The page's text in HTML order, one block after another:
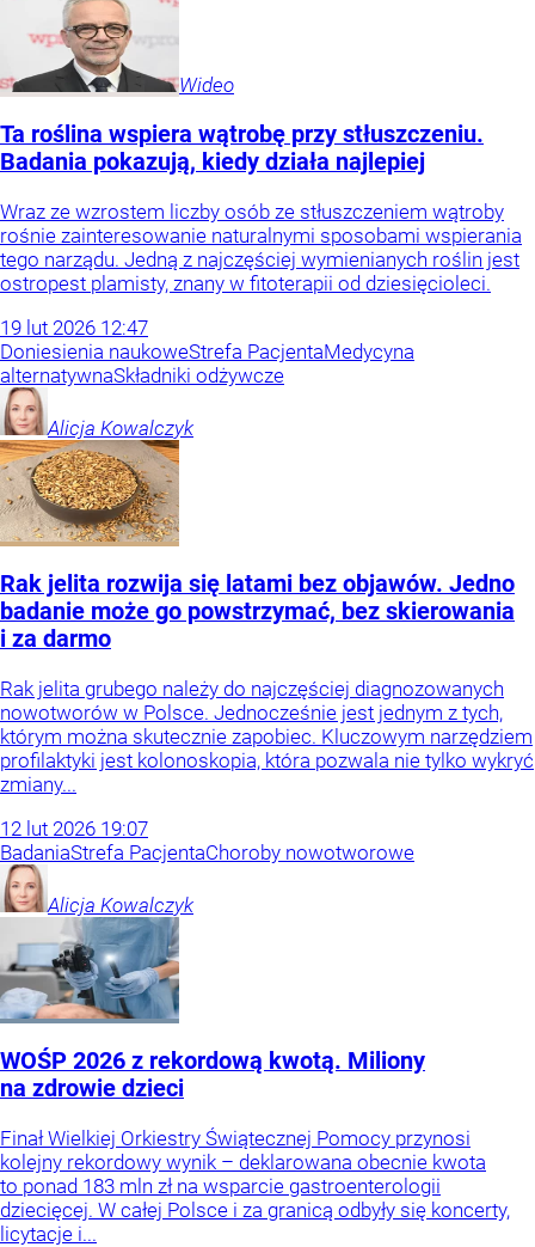
Wideo
Ta roślina wspiera wątrobę przy stłuszczeniu.
Badania pokazują, kiedy działa najlepiej
Wraz ze wzrostem liczby osób ze stłuszczeniem wątroby
rośnie zainteresowanie naturalnymi sposobami wspierania
tego narządu. Jedną z najczęściej wymienianych roślin jest
ostropest plamisty, znany w fitoterapii od dziesięcioleci.
19 lut 2026 12:47
Doniesienia naukoweStrefa PacjentaMedycyna
alternatywnaSkładniki odżywcze
Alicja Kowalczyk
Rak jelita rozwija się latami bez objawów. Jedno
badanie może go powstrzymać, bez skierowania
i za darmo
Rak jelita grubego należy do najczęściej diagnozowanych
nowotworów w Polsce. Jednocześnie jest jednym z tych,
którym można skutecznie zapobiec. Kluczowym narzędziem
profilaktyki jest kolonoskopia, która pozwala nie tylko wykryć
zmiany...
12 lut 2026 19:07
BadaniaStrefa PacjentaChoroby nowotworowe
Alicja Kowalczyk
WOŚP 2026 z rekordową kwotą. Miliony
na zdrowie dzieci
Finał Wielkiej Orkiestry Świątecznej Pomocy przynosi
kolejny rekordowy wynik – deklarowana obecnie kwota
to ponad 183 mln zł na wsparcie gastroenterologii
dziecięcej. W całej Polsce i za granicą odbyły się koncerty,
licytacje i...